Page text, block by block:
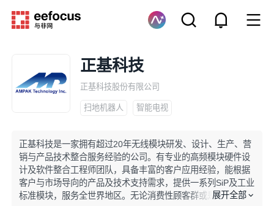
正基科技
正基科技股份有限公司
扫地机器人 智能电视
正基科技是一家拥有超过20年无线模块研发、设计、生产、营
销与产品技术整合服务经验的公司。有专业的高频模块硬件设
计及软件整合工程师团队，具备丰富的客户应用经验，能根据
客户与市场导向的产品及技术支持需求，提供一系列SiP及工业
标准模块，服务全世界地区。无论消费性顾客群或是工业应用
展开全部